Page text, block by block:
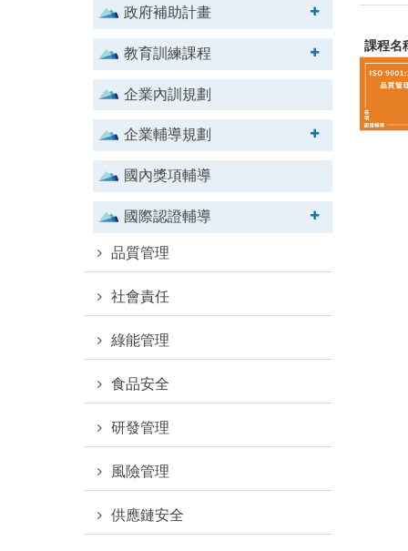
課程名
政府補助計畫
教育訓練課程
企業內訓規劃
企業輔導規劃
國內獎項輔導
國際認證輔導
品質管理
社會責任
綠能管理
食品安全
研發管理
風險管理
供應鏈安全